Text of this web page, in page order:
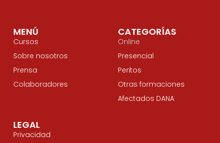
MENÚ
Cursos
Sobre nosotros
Prensa
Colaboradores
CATEGORÍAS
Online
Presencial
Peritos
Otras formaciones
Afectados DANA
LEGAL
Privacidad